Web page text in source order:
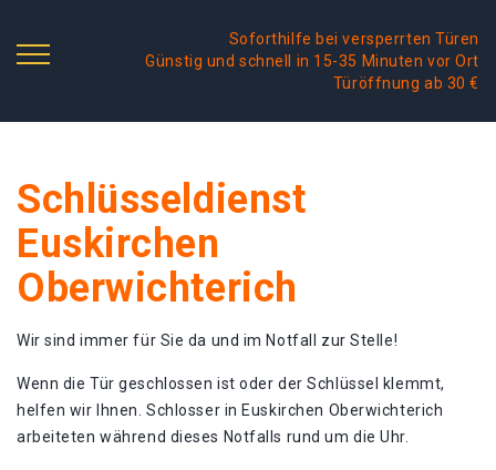
Soforthilfe bei versperrten Türen
Günstig und schnell in 15-35 Minuten vor Ort
Türöffnung ab 30 €
Schlüsseldienst
Euskirchen
Oberwichterich
Wir sind immer für Sie da und im Notfall zur Stelle!
Wenn die Tür geschlossen ist oder der Schlüssel klemmt,
helfen wir Ihnen. Schlosser in Euskirchen Oberwichterich
arbeiteten während dieses Notfalls rund um die Uhr.